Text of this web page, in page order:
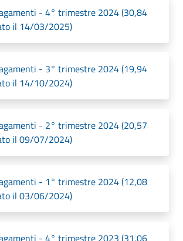
- 4° trimestre 2024 (30,84
il 14/03/2025)
- 3° trimestre 2024 (19,94
il 14/10/2024)
- 2° trimestre 2024 (20,57
il 09/07/2024)
- 1° trimestre 2024 (12,08
il 03/06/2024)
- 4° trimestre 2023 (31,06